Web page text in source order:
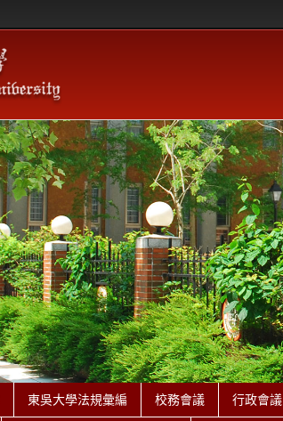
東吳大學法規彙編 校務會議 行政會議